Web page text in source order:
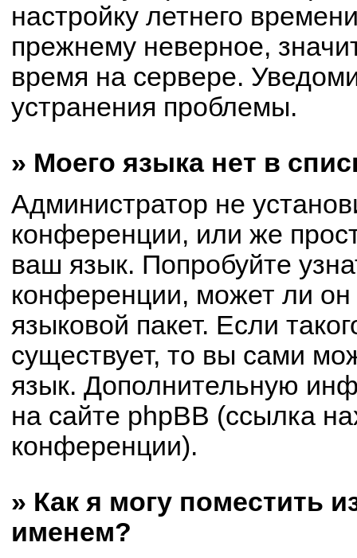
настройку летнего
прежнему неверное,
время на сервере.
устранения проблемы.
» Моего языка нет в
Администратор не
конференции, или же
ваш язык. Попробуйте
конференции, может ли
языковой пакет. Если
существует, то вы сами
язык. Дополнительную
на сайте phpBB (ссылка
конференции).
» Как я могу поместить
именем?